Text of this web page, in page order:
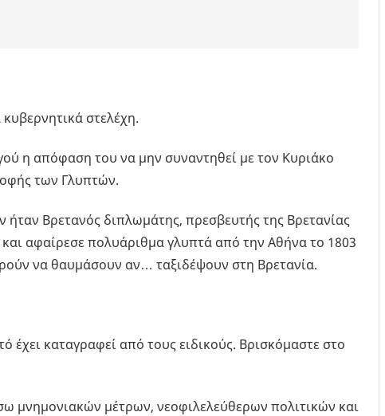
στελέχη.
η απόφαση του να μην συναντηθεί με τον Κυριάκο
των Γλυπτών.
Βρετανός διπλωμάτης, πρεσβευτής της Βρετανίας
αφαίρεσε πολυάριθμα γλυπτά από την Αθήνα το 1803
να θαυμάσουν αν… ταξιδέψουν στη Βρετανία.
έχει καταγραφεί από τους ειδικούς. Βρισκόμαστε στο
μνημονιακών μέτρων, νεοφιλελεύθερων πολιτικών και